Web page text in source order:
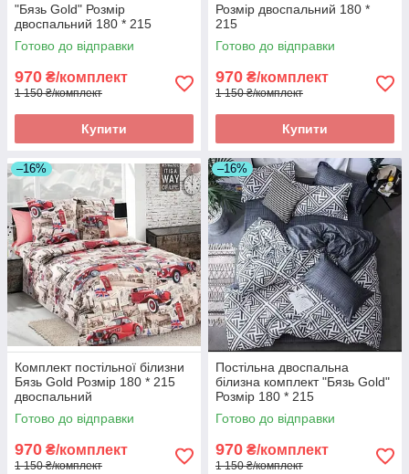
"Бязь Gold" Розмір
двоспальний 180 * 215
Готово до відправки
970 ₴/комплект
1 150 ₴/комплект
Купити
Розмір двоспальний 180 *
215
Готово до відправки
970 ₴/комплект
1 150 ₴/комплект
Купити
–16%
Комплект постільної білизни
Бязь Gold Розмір 180 * 215
двоспальний
Готово до відправки
970 ₴/комплект
1 150 ₴/комплект
–16%
Постільна двоспальна
білизна комплект "Бязь Gold"
Розмір 180 * 215
Готово до відправки
970 ₴/комплект
1 150 ₴/комплект